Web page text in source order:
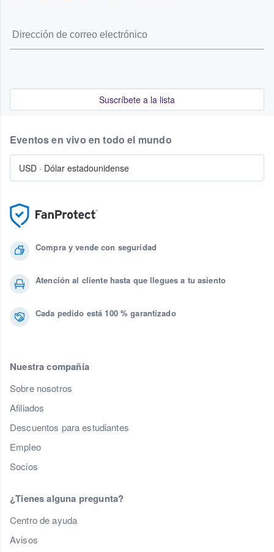
Suscríbete a la lista
Compra y vende con seguridad
Atención al cliente hasta que llegues a tu asiento
Cada pedido está 100 % garantizado
Nuestra compañía
Sobre nosotros
Afiliados
Descuentos para estudiantes
Empleo
Socios
¿Tienes alguna pregunta?
Centro de ayuda
Avisos
Eventos en vivo en todo el mundo
USD · Dólar estadounidense